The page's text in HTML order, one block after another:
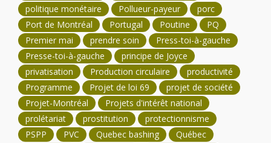
politique monétaire
Pollueur-payeur
porc
Port de Montréal
Portugal Poutine
PQ
Premier mai
prendre soin
Press-toi-à-gauche
Presse-toi-à-gauche
principe de Joyce
privatisation
Production circulaire
productivité
Programme
Projet de loi 69
projet de société
Projet-Montréal
Projets d'intérêt national
prolétariat
prostitution
protectionnisme
PSPP
PVC Quebec bashing
Québec